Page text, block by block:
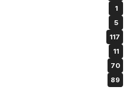
1
5
117
11
70
89